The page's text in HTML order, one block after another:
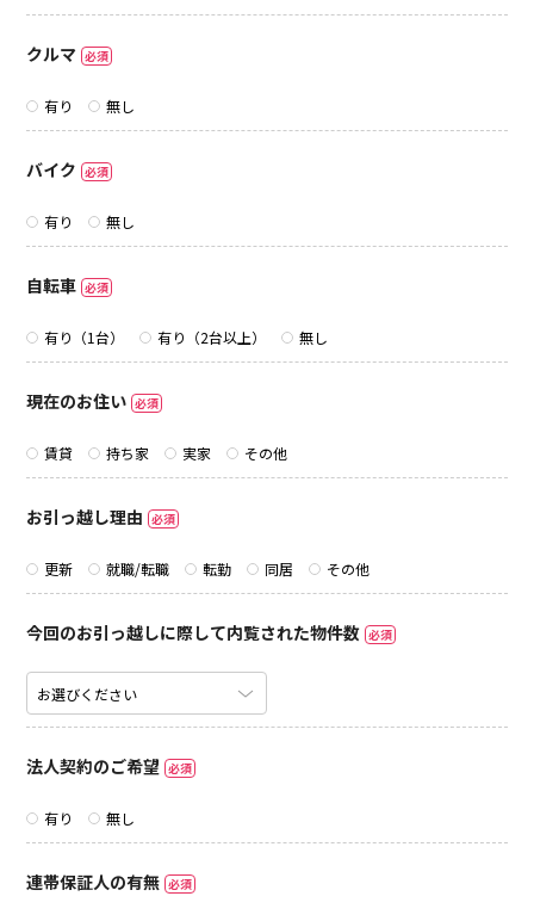
クルマ 必須
有り 無し
バイク 必須
有り 無し
自転車 必須
有り（1台） 有り（2台以上） 無し
現在のお住い 必須
賃貸 持ち家 実家 その他
お引っ越し理由 必須
更新 就職/転職 転勤 同居 その他
今回のお引っ越しに際して内覧された物件数 必須
法人契約のご希望 必須
有り 無し
連帯保証人の有無 必須